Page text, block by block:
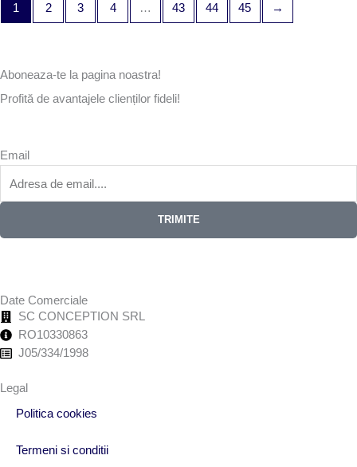
1 2 3 4 … 43 44 45 →
Aboneaza-te la pagina noastra!
Profită de avantajele clienților fideli!
Email
TRIMITE
Date Comerciale
SC CONCEPTION SRL
RO10330863
J05/334/1998
Legal
Politica cookies
Termeni si conditii